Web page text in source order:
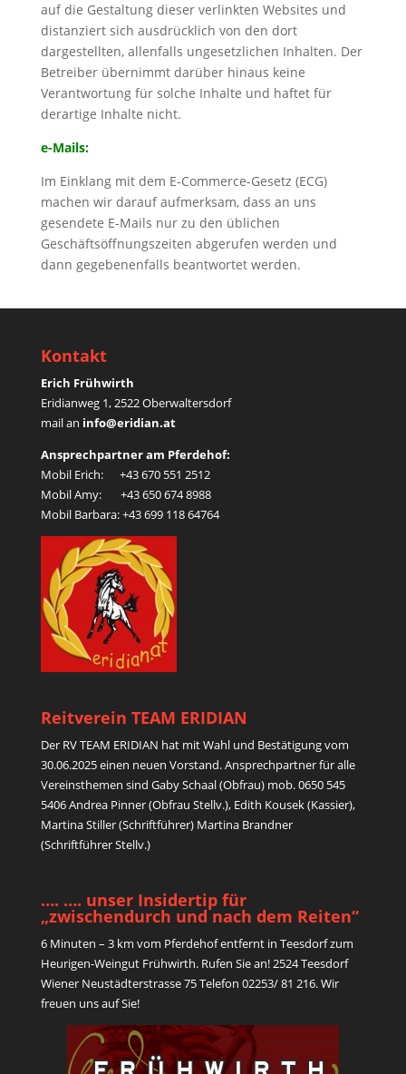
auf die Gestaltung dieser verlinkten Websites und
distanziert sich ausdrücklich von den dort
dargestellten, allenfalls ungesetzlichen Inhalten. Der
Betreiber übernimmt darüber hinaus keine
Verantwortung für solche Inhalte und haftet für
derartige Inhalte nicht.
e-Mails:
Im Einklang mit dem E-Commerce-Gesetz (ECG)
machen wir darauf aufmerksam, dass an uns
gesendete E-Mails nur zu den üblichen
Geschäftsöffnungszeiten abgerufen werden und
dann gegebenenfalls beantwortet werden.
Kontakt
Erich Frühwirth
Eridianweg 1, 2522 Oberwaltersdorf
mail an info@eridian.at
Ansprechpartner am Pferdehof:
Mobil Erich: +43 670 551 2512
Mobil Amy: +43 650 674 8988
Mobil Barbara: +43 699 118 64764
Reitverein TEAM ERIDIAN
Der RV TEAM ERIDIAN hat mit Wahl und Bestätigung vom
30.06.2025 einen neuen Vorstand. Ansprechpartner für alle
Vereinsthemen sind Gaby Schaal (Obfrau) mob. 0650 545
5406 Andrea Pinner (Obfrau Stellv.), Edith Kousek (Kassier),
Martina Stiller (Schriftführer) Martina Brandner
(Schriftführer Stellv.)
…. …. unser Insidertip für
„zwischendurch und nach dem Reiten“
6 Minuten – 3 km vom Pferdehof entfernt in Teesdorf zum
Heurigen-Weingut Frühwirth. Rufen Sie an! 2524 Teesdorf
Wiener Neustädterstrasse 75 Telefon 02253/ 81 216. Wir
freuen uns auf Sie!